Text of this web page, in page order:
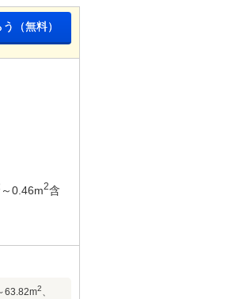
（無料）
～0.46m2含
63.82m2、